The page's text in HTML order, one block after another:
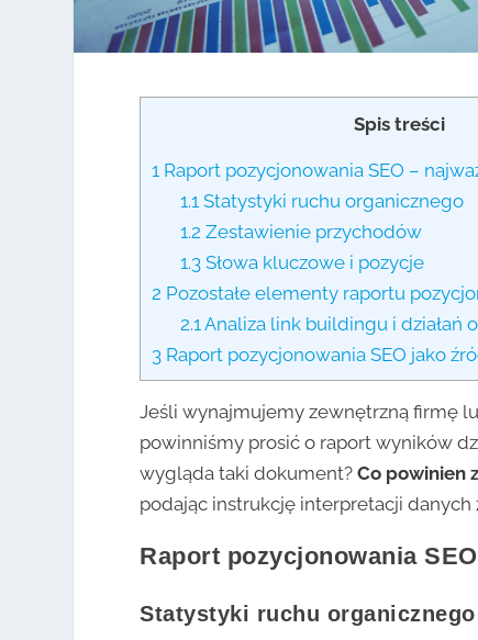
Spis treści
1 Raport pozycjonowania SEO –
1.1 Statystyki ruchu organicznego
1.2 Zestawienie przychodów
1.3Słowa kluczowe i pozycje
2 Pozostałe elementy raportu
2.1 Analiza link buildingu i działań
3 Raport pozycjonowania SEO jako
Jeśli wynajmujemy zewnętrzną firmę
powinniśmy prosić o raport wyników
wygląda taki dokument?Co powinien
podając instrukcję interpretacji
Raport pozycjonowania
Statystyki ruchu organicznego